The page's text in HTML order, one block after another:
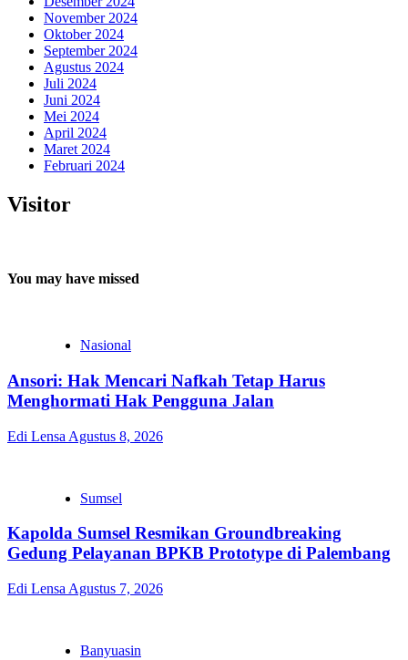
November 2024
Oktober 2024
September 2024
Agustus 2024
Juli 2024
Juni 2024
Mei 2024
April 2024
Maret 2024
Februari 2024
Visitor
You may have missed
Nasional
Ansori: Hak Mencari Nafkah Tetap Harus
Menghormati Hak Pengguna Jalan
Edi Lensa Agustus 8, 2026
Sumsel
Kapolda Sumsel Resmikan Groundbreaking
Gedung Pelayanan BPKB Prototype di Palembang
Edi Lensa Agustus 7, 2026
Banyuasin